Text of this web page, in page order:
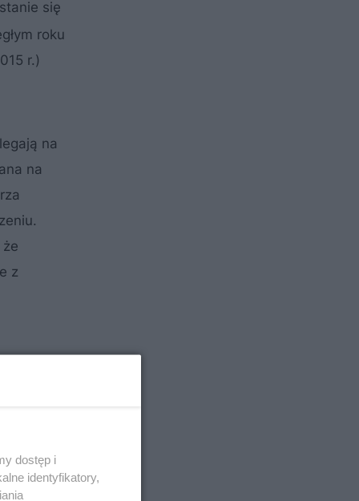
się
roku
r.)
na
na
z
dostęp i
identyfikatory,